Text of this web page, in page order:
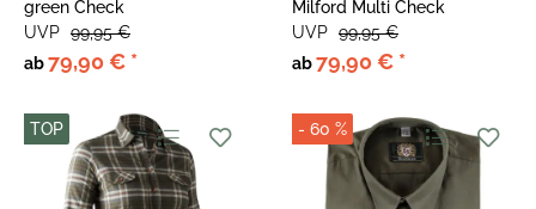
green Check
ab79,90 € *
UVP 99,95 €
Milford Multi Check
ab79,90 € *
UVP 99,95 €
TOP - 60 %